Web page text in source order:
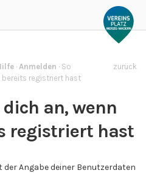
· Anmelden · So
bereits registriert hast
zurück
an, wenn
registriert hast
Angabe deiner Benutzerdaten